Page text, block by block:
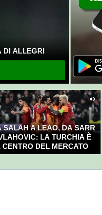
DI ALLEGRI
SALAH A LEAO, DA SARR
LA TURCHIA È
CENTRO DEL MERCATO